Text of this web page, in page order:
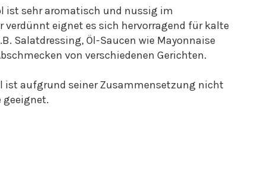
ist sehr aromatisch und nussig im
verdünnt eignet es sich hervorragend für kalte
Salatdressing, Öl-Saucen wie Mayonnaise
von verschiedenen Gerichten.
ist aufgrund seiner Zusammensetzung nicht
geeignet.